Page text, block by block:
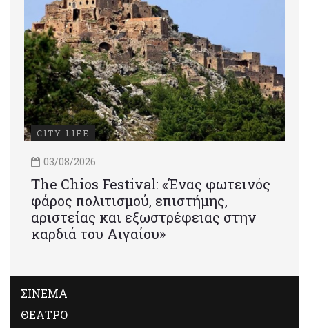
CITY LIFE
03/08/2026
Τhe Chios Festival: «Ένας φωτεινός
φάρος πολιτισμού, επιστήμης,
αριστείας και εξωστρέφειας στην
καρδιά του Αιγαίου»
ΣΙΝΕΜΑ
ΘΕΑΤΡΟ